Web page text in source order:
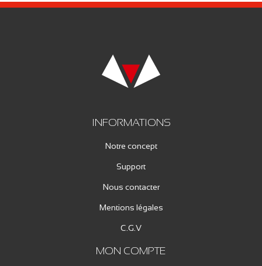
INFORMATIONS
Notre concept
Support
Nous contacter
Mentions légales
C.G.V
MON COMPTE